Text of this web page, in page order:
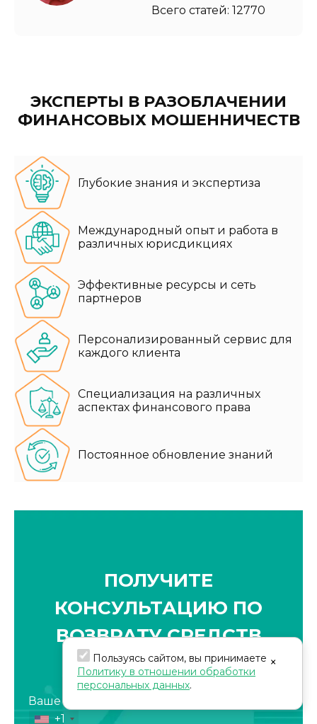
Всего статей: 12770
ЭКСПЕРТЫ В РАЗОБЛАЧЕНИИ
ФИНАНСОВЫХ МОШЕННИЧЕСТВ
Глубокие знания и экспертиза
Международный опыт и работа в
различных юрисдикциях
Эффективные ресурсы и сеть
партнеров
Персонализированный сервис для
каждого клиента
Специализация на различных
аспектах финансового права
Постоянное обновление знаний
ПОЛУЧИТЕ
КОНСУЛЬТАЦИЮ ПО
ВОЗВРАТУ СРЕДСТВ
Ваше телефон*
+1
×
Пользуясь сайтом, вы принимаете
Политику в отношении обработки
персональных данных.